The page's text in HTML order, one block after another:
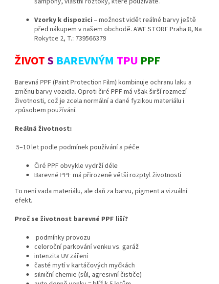
Vzorky k dispozici – možnost vidět reálné barvy ještě
před nákupem v našem obchodě. AWF STORE Praha 8, Na
Rokytce 2, T.: 739566379
ŽIVOTS BAREVNÝM TPU PPF
Barevná PPF (Paint Protection Film) kombinuje ochranu laku a
změnu barvy vozidla. Oproti čiré PPF má však širší rozmezí
životnosti, což je zcela normální a dané fyzikou materiálu i
způsobem používání.
Reálná životnost:
5–10 let podle podmínek používání a péče
Čiré PPF obvykle vydrží déle
Barevné PPF má přirozeně větší rozptyl životnosti
To není vada materiálu, ale daň za barvu, pigment a vizuální
efekt.
Proč se životnost barevné PPF liší?
podmínky provozu
celoroční parkování venku vs. garáž
intenzita UV záření
časté mytí v kartáčových myčkách
silniční chemie (sůl, agresivní čističe)